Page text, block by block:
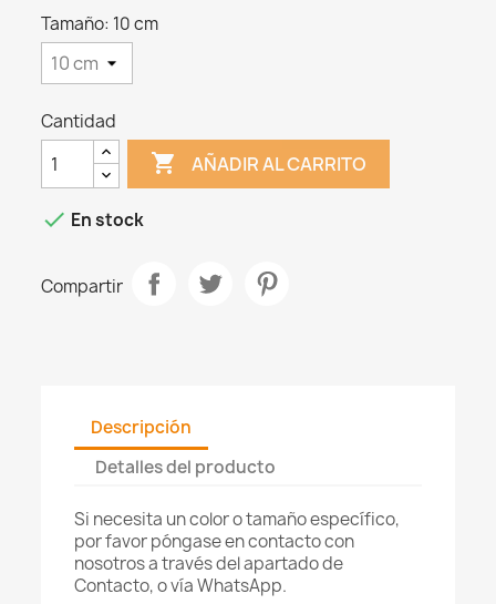
Tamaño: 10 cm
Cantidad
 AÑADIR AL CARRITO
 En stock
Compartir
Descripción
Detalles del producto
Si necesita un color o tamaño específico,
por favor póngase en contacto con
nosotros a través del apartado de
Contacto, o vía WhatsApp.